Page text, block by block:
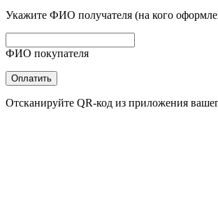
Укажите ФИО получателя (на кого
ФИО покупателя
Оплатить
Отсканируйте QR-код из приложения